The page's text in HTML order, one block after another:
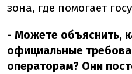
зона, где помогает
- Можете объяснить,
официальные
операторам? Они